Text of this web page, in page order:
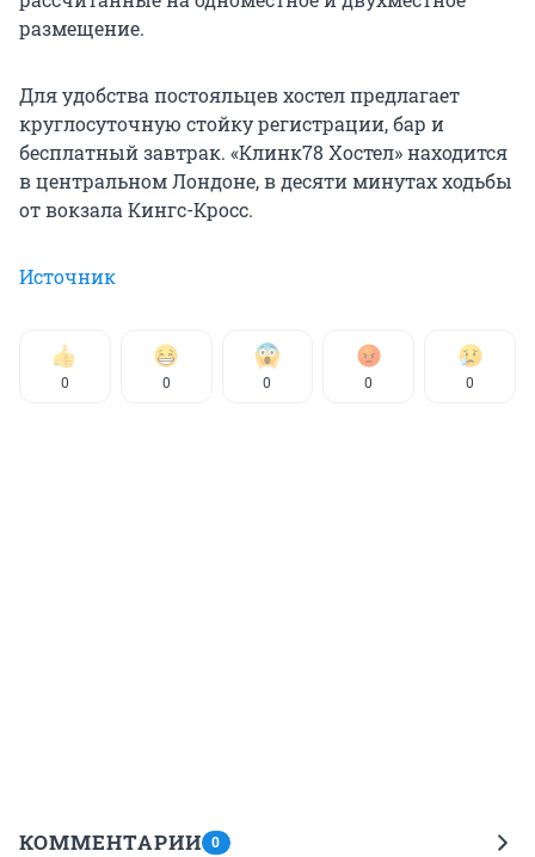
размещение.
Для удобства постояльцев хостел предлагает
круглосуточную стойку регистрации, бар и
бесплатный завтрак. «Клинк78 Хостел» находится
в центральном Лондоне, в десяти минутах ходьбы
от вокзала Кингс-Кросс.
Источник
0 0 0 0 0
КОММЕНТАРИИ 0